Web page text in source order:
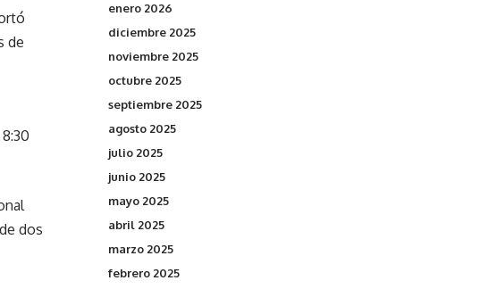
de
dos
enero 2026
diciembre 2025
noviembre 2025
octubre 2025
septiembre 2025
agosto 2025
julio 2025
junio 2025
mayo 2025
abril 2025
marzo 2025
febrero 2025